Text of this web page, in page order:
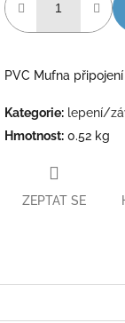
PVC Mufna
Kategorie: lepení/
Hmotnost: 0.52 kg
ZEPTAT SE